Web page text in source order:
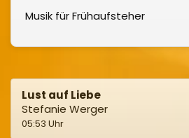
Musik für Frühaufsteher
Lust auf Liebe
Stefanie Werger
05:53 Uhr